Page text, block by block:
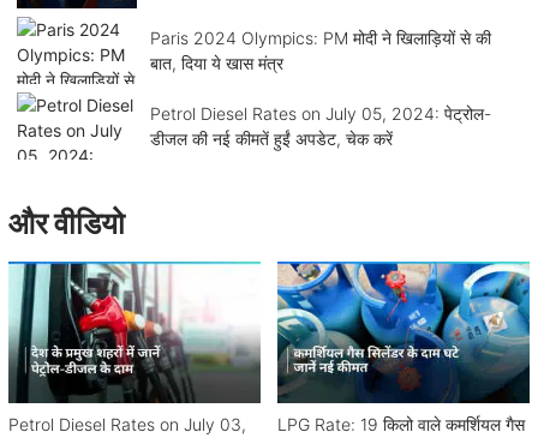
Paris 2024 Olympics: PM मोदी ने खिलाड़ियों से की
बात, दिया ये खास मंत्र
Petrol Diesel Rates on July 05, 2024: पेट्रोल-
डीजल की नई कीमतें हुईं अपडेट, चेक करें
और वीडियो
Petrol Diesel Rates on July 03,
LPG Rate: 19 किलो वाले कमर्शियल गैस